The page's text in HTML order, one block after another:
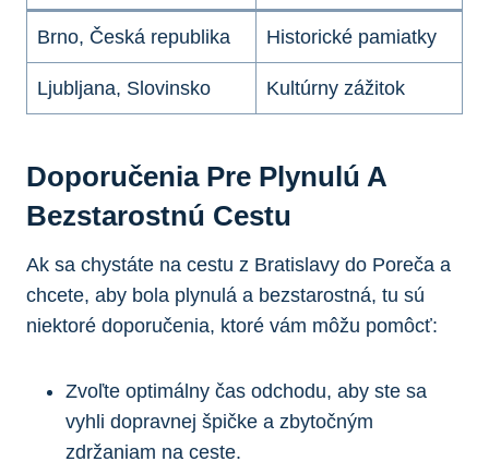
Brno, Česká republika Historické pamiatky
Ljubljana, Slovinsko Kultúrny zážitok
Doporučenia Pre Plynulú A
Bezstarostnú Cestu
Ak sa chystáte na cestu z Bratislavy do Poreča a
chcete, aby bola plynulá a bezstarostná, tu sú
niektoré doporučenia, ktoré vám môžu pomôcť:
Zvoľte optimálny čas odchodu, aby ste sa
vyhli dopravnej špičke a zbytočným
zdržaniam na ceste.